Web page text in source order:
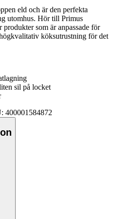
ppen eld och är den perfekta
utomhus. Hör till Primus
som är anpassade för
köksutrustning för det
sil på locket
400001584872